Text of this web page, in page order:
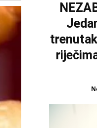
ste